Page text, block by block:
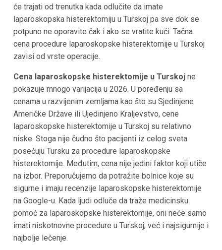
će trajati od trenutka kada odlučite da imate
laparoskopska histerektomiju u Turskoj pa sve dok se
potpuno ne oporavite čak i ako se vratite kući. Tačna
cena procedure laparoskopske histerektomije u Turskoj
zavisi od vrste operacije.
Cena laparoskopske histerektomije u Turskojne
pokazuje mnogo varijacija u 2026. U poređenju sa
cenama u razvijenim zemljama kao što su Sjedinjene
Američke Države ili Ujedinjeno Kraljevstvo, cene
laparoskopske histerektomije u Turskoj su relativno
niske. Stoga nije čudno što pacijenti iz celog sveta
posećuju Tursku za procedure laparoskopske
histerektomije. Međutim, cena nije jedini faktor koji utiče
na izbor. Preporučujemo da potražite bolnice koje su
sigurne i imaju recenzije laparoskopske histerektomije
na Google-u. Kada ljudi odluče da traže medicinsku
pomoć za laparoskopske histerektomije, oni neće samo
imati niskotnovne procedure u Turskoj, već i najsigurnije i
najbolje lečenje.